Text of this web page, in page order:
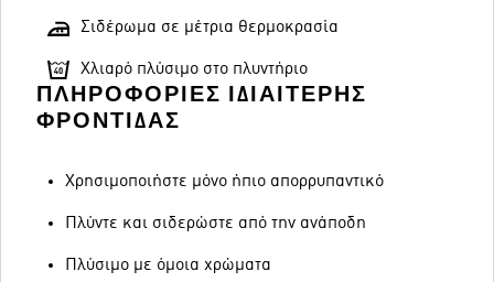
Σιδέρωμα σε μέτρια θερμοκρασία
Χλιαρό πλύσιμο στο πλυντήριο
ΠΛΗΡΟΦΟΡΊΕΣ ΙΔΙΑΊΤΕΡΗΣ
ΦΡΟΝΤΊΔΑΣ
Χρησιμοποιήστε μόνο ήπιο απορρυπαντικό
Πλύντε και σιδερώστε από την ανάποδη
Πλύσιμο με όμοια χρώματα